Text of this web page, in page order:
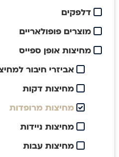
דלפקים
מוצרים פופולאריים
מחיצות אופן ספייס
אביזרי חיבור
מחיצות דקות
מחיצות מרופדות
מחיצות ניידות
מחיצות עבות